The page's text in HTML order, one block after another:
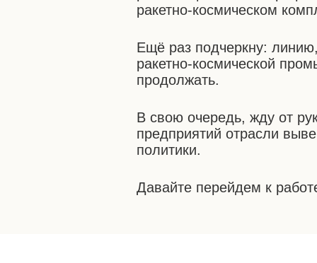
ракетно-космическом
Ещё раз подчеркну:
ракетно-космической
продолжать.
В свою очередь, жду от
предприятий отрасли
политики.
Давайте перейдем к